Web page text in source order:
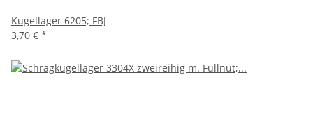
Kugellager 6205; FBJ
3,70 € *